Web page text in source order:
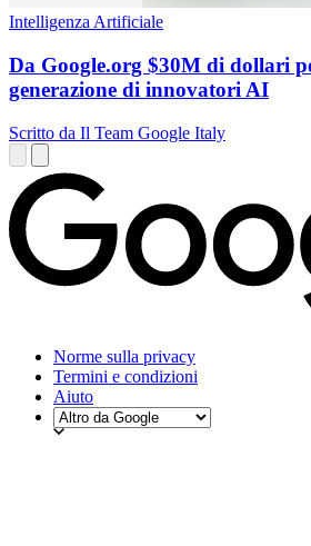
Intelligenza Artificiale
Da Google.org $30M di dollari
generazione di innovatori AI
Scritto da Il Team Google Italy
Norme sulla privacy
Termini e condizioni
Aiuto